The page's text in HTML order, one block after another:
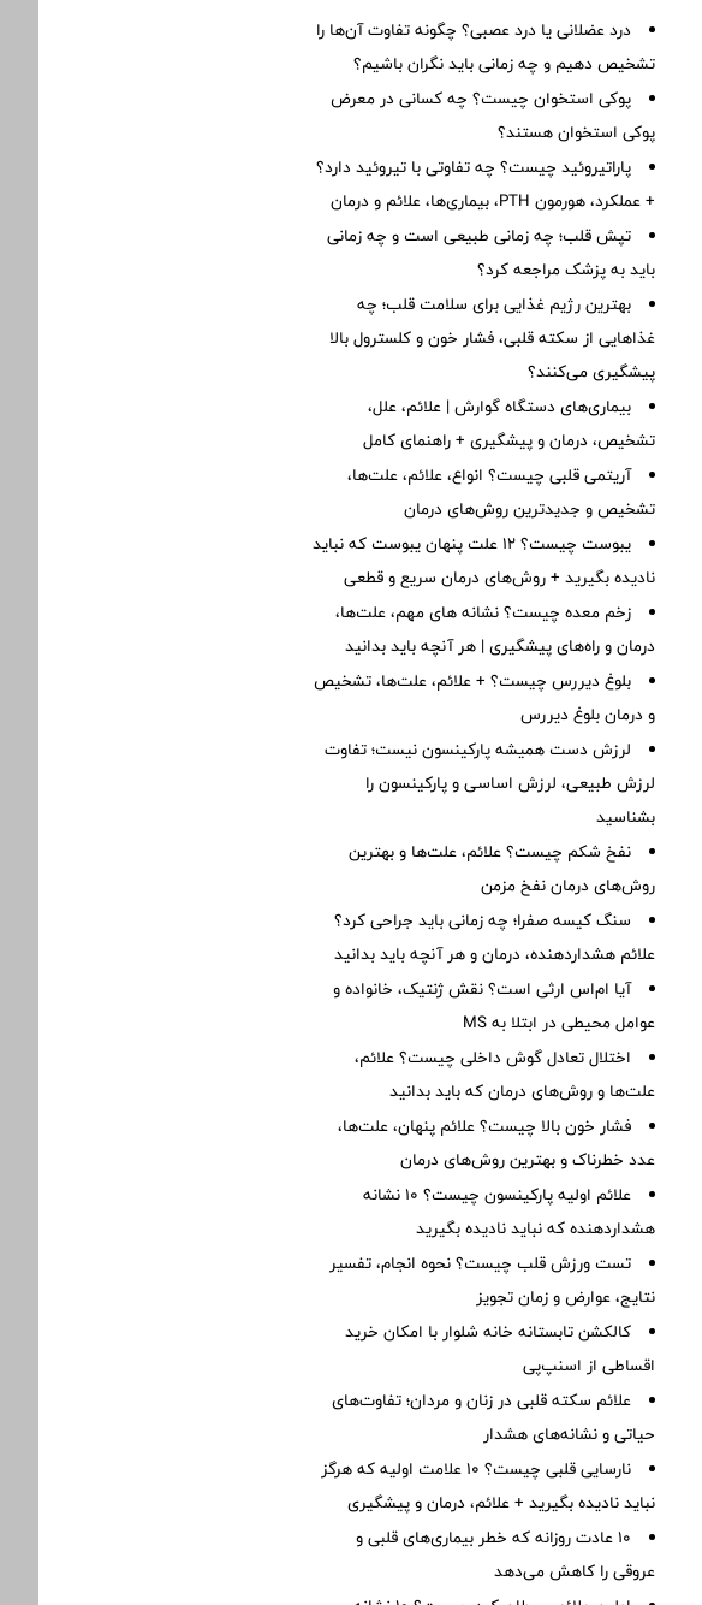
درد عضلانی یا درد عصبی؟ چگونه تفاوت آن‌ها را
تشخیص دهیم و چه زمانی باید نگران باشیم؟
پوکی استخوان چیست؟ چه کسانی در معرض
پوکی استخوان هستند؟
پاراتیروئید چیست؟ چه تفاوتی با تیروئید دارد؟
+ عملکرد، هورمون PTH، بیماری‌ها، علائم و درمان
تپش قلب؛ چه زمانی طبیعی است و چه زمانی
باید به پزشک مراجعه کرد؟
بهترین رژیم غذایی برای سلامت قلب؛ چه
غذاهایی از سکته قلبی، فشار خون و کلسترول بالا
پیشگیری می‌کنند؟
بیماری‌های دستگاه گوارش | علائم، علل،
تشخیص، درمان و پیشگیری + راهنمای کامل
آریتمی قلبی چیست؟ انواع، علائم، علت‌ها،
تشخیص و جدیدترین روش‌های درمان
یبوست چیست؟ ۱۲ علت پنهان یبوست که نباید
نادیده بگیرید + روش‌های درمان سریع و قطعی
زخم معده چیست؟ نشانه های مهم، علت‌ها،
درمان و راه‌های پیشگیری | هر آنچه باید بدانید
بلوغ دیررس چیست؟ + علائم، علت‌ها، تشخیص
و درمان بلوغ دیررس
لرزش دست همیشه پارکینسون نیست؛ تفاوت
لرزش طبیعی، لرزش اساسی و پارکینسون را
بشناسید
نفخ شکم چیست؟ علائم، علت‌ها و بهترین
روش‌های درمان نفخ مزمن
سنگ کیسه صفرا؛ چه زمانی باید جراحی کرد؟
علائم هشداردهنده، درمان و هر آنچه باید بدانید
آیا ام‌اس ارثی است؟ نقش ژنتیک، خانواده و
عوامل محیطی در ابتلا به MS
اختلال تعادل گوش داخلی چیست؟ علائم،
علت‌ها و روش‌های درمان که باید بدانید
فشار خون بالا چیست؟ علائم پنهان، علت‌ها،
عدد خطرناک و بهترین روش‌های درمان
علائم اولیه پارکینسون چیست؟ ۱۰ نشانه
هشداردهنده که نباید نادیده بگیرید
تست ورزش قلب چیست؟ نحوه انجام، تفسیر
نتایج، عوارض و زمان تجویز
کالکشن تابستانه خانه شلوار با امکان خرید
اقساطی از اسنپ‌پی
علائم سکته قلبی در زنان و مردان؛ تفاوت‌های
حیاتی و نشانه‌های هشدار
نارسایی قلبی چیست؟ ۱۰ علامت اولیه که هرگز
نباید نادیده بگیرید + علائم، درمان و پیشگیری
۱۰ عادت روزانه که خطر بیماری‌های قلبی و
عروقی را کاهش می‌دهد